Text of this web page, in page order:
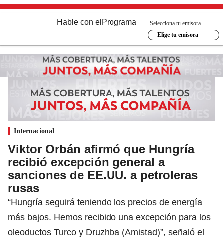
Hable con el Programa
Selecciona tu emisora
Elige tu emisora
Internacional
Viktor Orbán afirmó que Hungría
recibió excepción general a
sanciones de EE.UU. a petroleras
rusas
“Hungría seguirá teniendo los precios de energía
más bajos. Hemos recibido una excepción para los
oleoductos Turco y Druzhba (Amistad)”, señaló el